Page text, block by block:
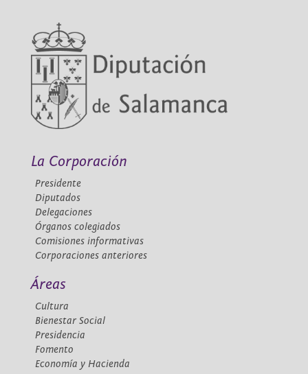
La Corporación
Presidente
Diputados
Delegaciones
Órganos colegiados
Comisiones informativas
Corporaciones anteriores
Áreas
Cultura
Bienestar Social
Presidencia
Fomento
Economía y Hacienda